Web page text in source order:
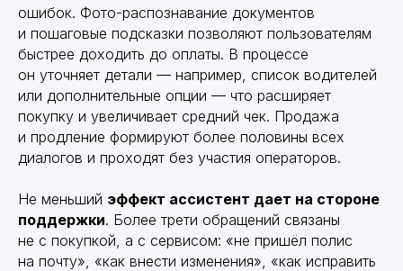
ошибок. Фото-распознавание документов
и пошаговые подсказки позволяют пользователям
быстрее доходить до оплаты. В процессе
он уточняет детали — например, список водителей
или дополнительные опции — что расширяет
покупку и увеличивает средний чек. Продажа
и продление формируют более половины всех
диалогов и проходят без участия операторов.
Не меньший эффект ассистент дает на стороне
поддержки. Более трети обращений связаны
не с покупкой, а с сервисом: «не пришёл полис
на почту», «как внести изменения», «как исправить